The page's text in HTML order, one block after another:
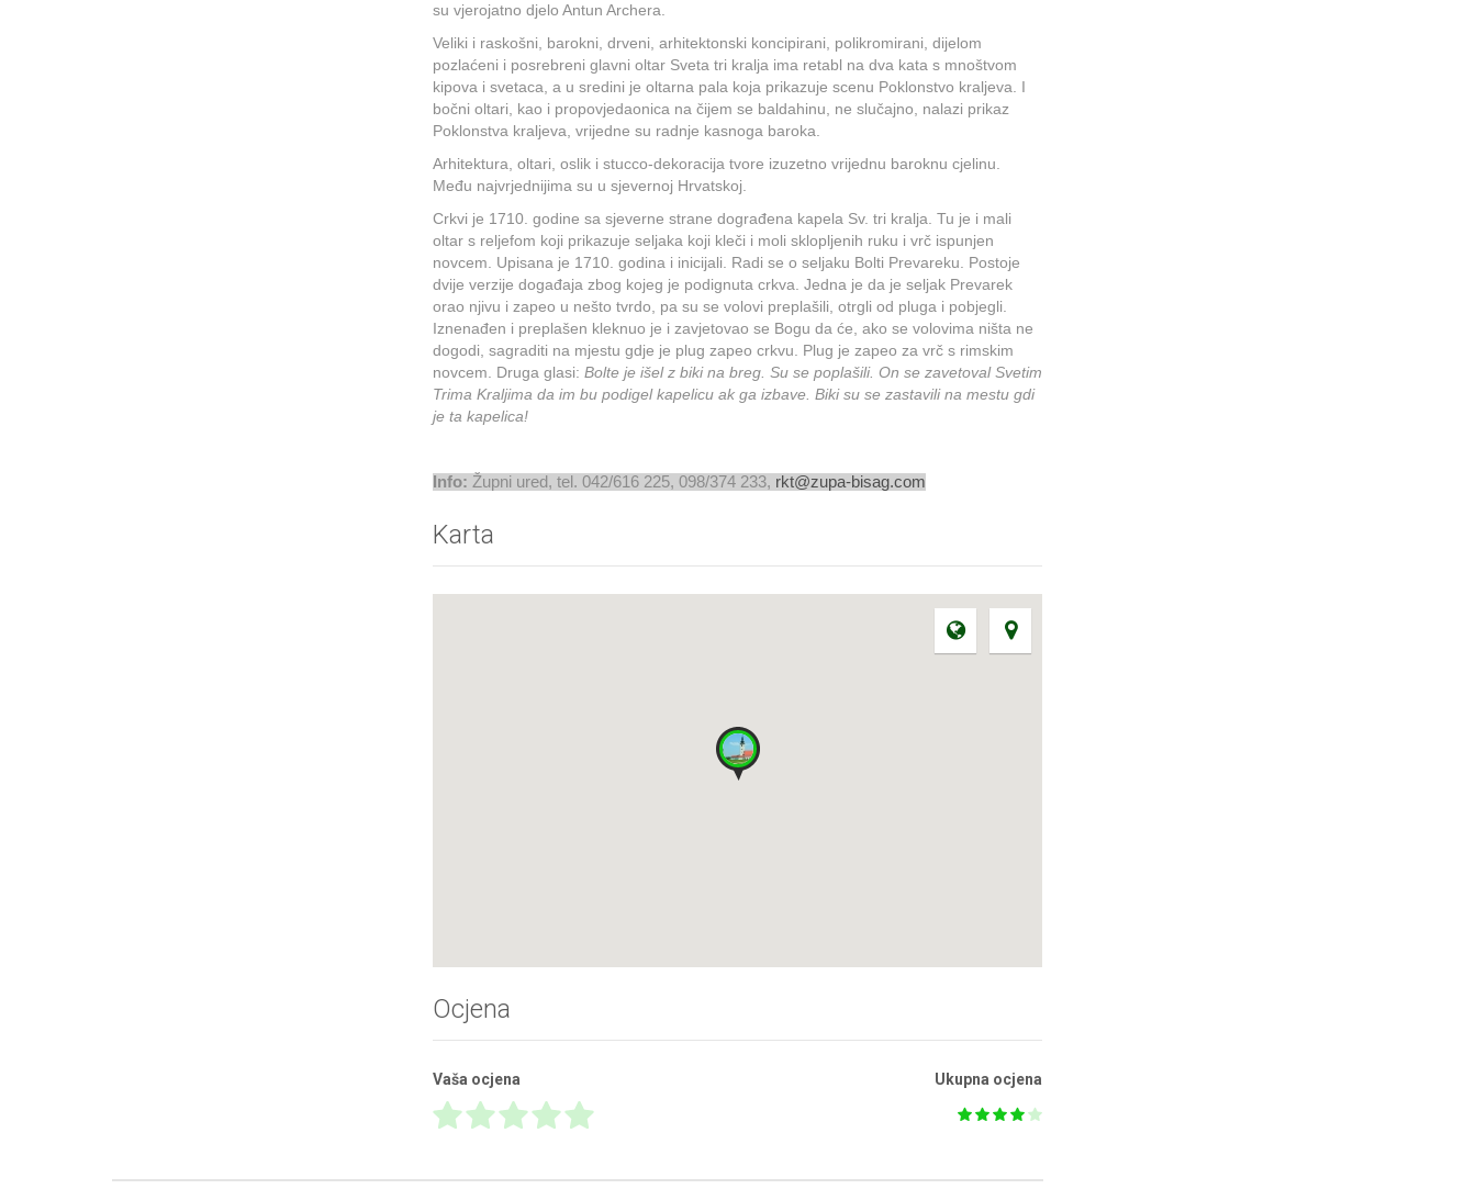
suvjerojatno djelo Antun Archera.
Veliki i raskošni, barokni, drveni, arhitektonski koncipirani, polikromirani, dijelom
pozlaćeni i posrebreni glavni oltar Sveta tri kralja ima retabl na dva kata s mnoštvom
kipova i svetaca, a u sredini je oltarna pala koja prikazuje scenu Poklonstvo kraljeva. I
bočni oltari, kao i propovjedaonica na čijem se baldahinu, ne slučajno, nalazi prikaz
Poklonstva kraljeva, vrijedne su radnje kasnoga baroka.
Arhitektura, oltari, oslik i stucco-dekoracija tvore izuzetno vrijednu baroknu cjelinu.
Među najvrjednijima su u sjevernoj Hrvatskoj.
Crkvi je 1710. godine sa sjeverne strane dograđena kapela Sv. tri kralja. Tu je i mali
oltar s reljefom koji prikazuje seljaka koji kleči i moli sklopljenih ruku i vrč ispunjen
novcem. Upisana je 1710. godina i inicijali. Radi se o seljaku Bolti Prevareku. Postoje
dvije verzije događaja zbog kojeg je podignuta crkva. Jedna je da je seljak Prevarek
orao njivu i zapeo u nešto tvrdo, pa su se volovi preplašili, otrgli od pluga i pobjegli.
Iznenađen i preplašen kleknuo je i zavjetovao se Bogu da će, ako se volovima ništa ne
dogodi, sagraditi na mjestu gdje je plug zapeo crkvu. Plug je zapeo za vrč s rimskim
novcem. Druga glasi:Bolte je išel z biki na breg. Su se poplašili. On se zavetoval Svetim
Trima Kraljima da im bu podigel kapelicu ak ga izbave. Biki su se zastavili na mestu gdi
je ta kapelica!
Info:Župni ured, tel. 042/616 225, 098/374 233, rkt@zupa-bisag.com
Karta
Ocjena
Vaša ocjena Ukupna ocjena